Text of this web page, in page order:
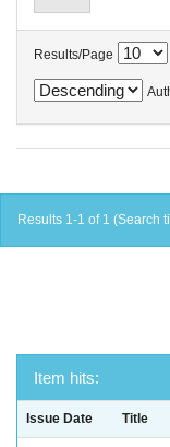
Results/Page
Results 1-1 of 1 (Search
Item hits:
Issue Date Title